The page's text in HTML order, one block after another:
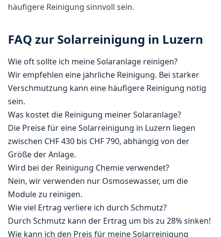
häufigere Reinigung sinnvoll sein.
FAQ zur Solarreinigung in Luzern
Wie oft sollte ich meine Solaranlage reinigen?
Wir empfehlen eine jährliche Reinigung. Bei starker
Verschmutzung kann eine häufigere Reinigung nötig
sein.
Was kostet die Reinigung meiner Solaranlage?
Die Preise für eine Solarreinigung in Luzern liegen
zwischen CHF 430 bis CHF 790, abhängig von der
Größe der Anlage.
Wird bei der Reinigung Chemie verwendet?
Nein, wir verwenden nur Osmosewasser, um die
Module zu reinigen.
Wie viel Ertrag verliere ich durch Schmutz?
Durch Schmutz kann der Ertrag um bis zu 28% sinken!
Wie kann ich den Preis für meine Solarreinigung